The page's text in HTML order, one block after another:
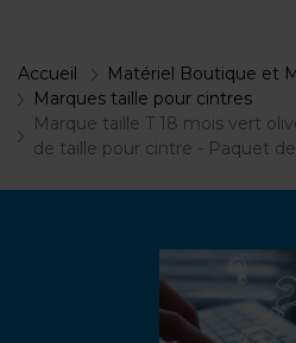
Accueil Matériel Boutique et
Marques taille pour cintres
Marque taille T 18 mois vert
de taille pour cintre - Paquet